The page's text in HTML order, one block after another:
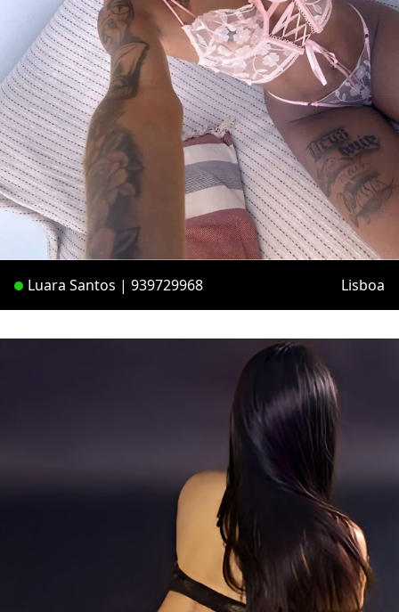
Luara Santos | 939729968 Lisboa